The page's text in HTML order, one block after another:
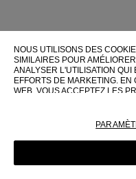
NOUS UTILISONS DES
SIMILAIRES POUR
ANALYSER L'UTILISATION
EFFORTS DE MARKETING.
WEB, VOUS ACCEPTEZ LES
POUR PLUS
POLITIQUE EN MATIÈRE DE